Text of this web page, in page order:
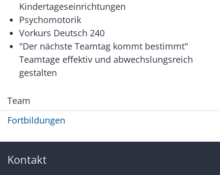
Kindertageseinrichtungen
Psychomotorik
Vorkurs Deutsch 240
"Der nächste Teamtag kommt bestimmt"
Teamtage effektiv und abwechslungsreich
gestalten
Team
Fortbildungen
Kontakt